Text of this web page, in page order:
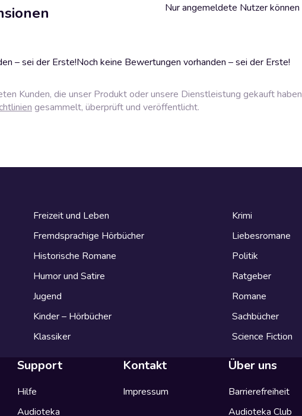
– sei der Erste!Noch keine Bewertungen vorhanden – sei der Erste!
Nur angemeldete Nutzer
Kunden, die unser Produkt oder unsere Dienstleistung gekauft
gesammelt, überprüft und veröffentlicht.
Freizeit und Leben
Fremdsprachige Hörbücher
Historische Romane
Humor und Satire
Jugend
Kinder – Hörbücher
Klassiker
Krimi
Liebesromane
Politik
Ratgeber
Romane
Sachbücher
Science Fiction
Support
Hilfe
Audioteka
Kontakt
Impressum
Über uns
Barrierefreiheit
Audioteka Club